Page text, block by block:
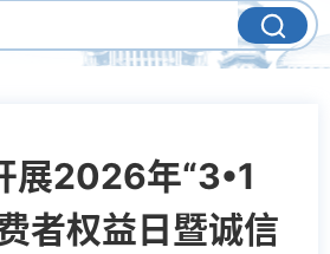
展2026年“3•1
者权益日暨诚信